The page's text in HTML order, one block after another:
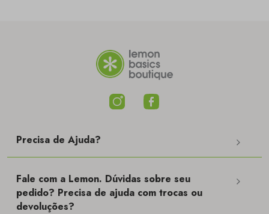
Precisa de Ajuda?
Fale com a Lemon. Dúvidas sobre seu
pedido? Precisa de ajuda com trocas ou
devoluções?